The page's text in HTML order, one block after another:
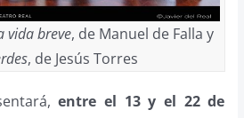
vida breve, de Manuel de Falla y
, de Jesús Torres
entre el 13 y el 22 de